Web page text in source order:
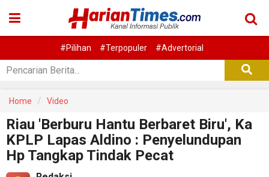
#Pilihan #Terpopuler #Advertorial
Home Video
Riau 'Berburu Hantu Berbaret Biru', Ka
KPLP Lapas Aldino : Penyelundupan
Hp Tangkap Tindak Pecat